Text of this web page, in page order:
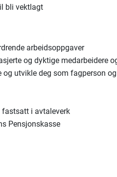
bli vektlagt
arbeidsoppgaver
og dyktige medarbeidere
og utvikle deg som fagperson
fastsatt i avtaleverk
Pensjonskasse